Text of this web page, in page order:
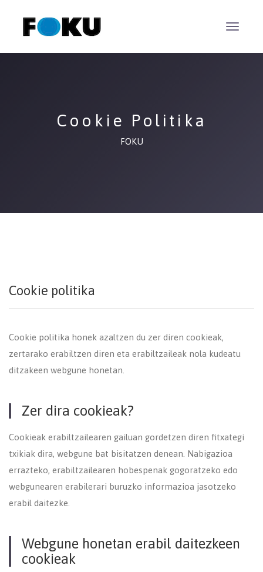
Cookie Politika
FOKU
Cookie politika
Cookie politika honek azaltzen du zer diren cookieak,
zertarako erabiltzen diren eta erabiltzaileak nola kudeatu
ditzakeen webgune honetan.
Zer dira cookieak?
Cookieak erabiltzailearen gailuan gordetzen diren fitxategi
txikiak dira, webgune bat bisitatzen denean. Nabigazioa
errazteko, erabiltzailearen hobespenak gogoratzeko edo
webgunearen erabilerari buruzko informazioa jasotzeko
erabil daitezke.
Webgune honetan erabil daitezkeen
cookieak